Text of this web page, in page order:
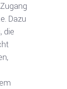
Dazu
die